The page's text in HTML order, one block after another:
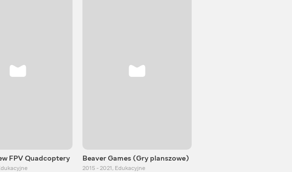
FPV Quadcoptery Beaver Games (Gry planszowe)
2015 - 2021, Edukacyjne